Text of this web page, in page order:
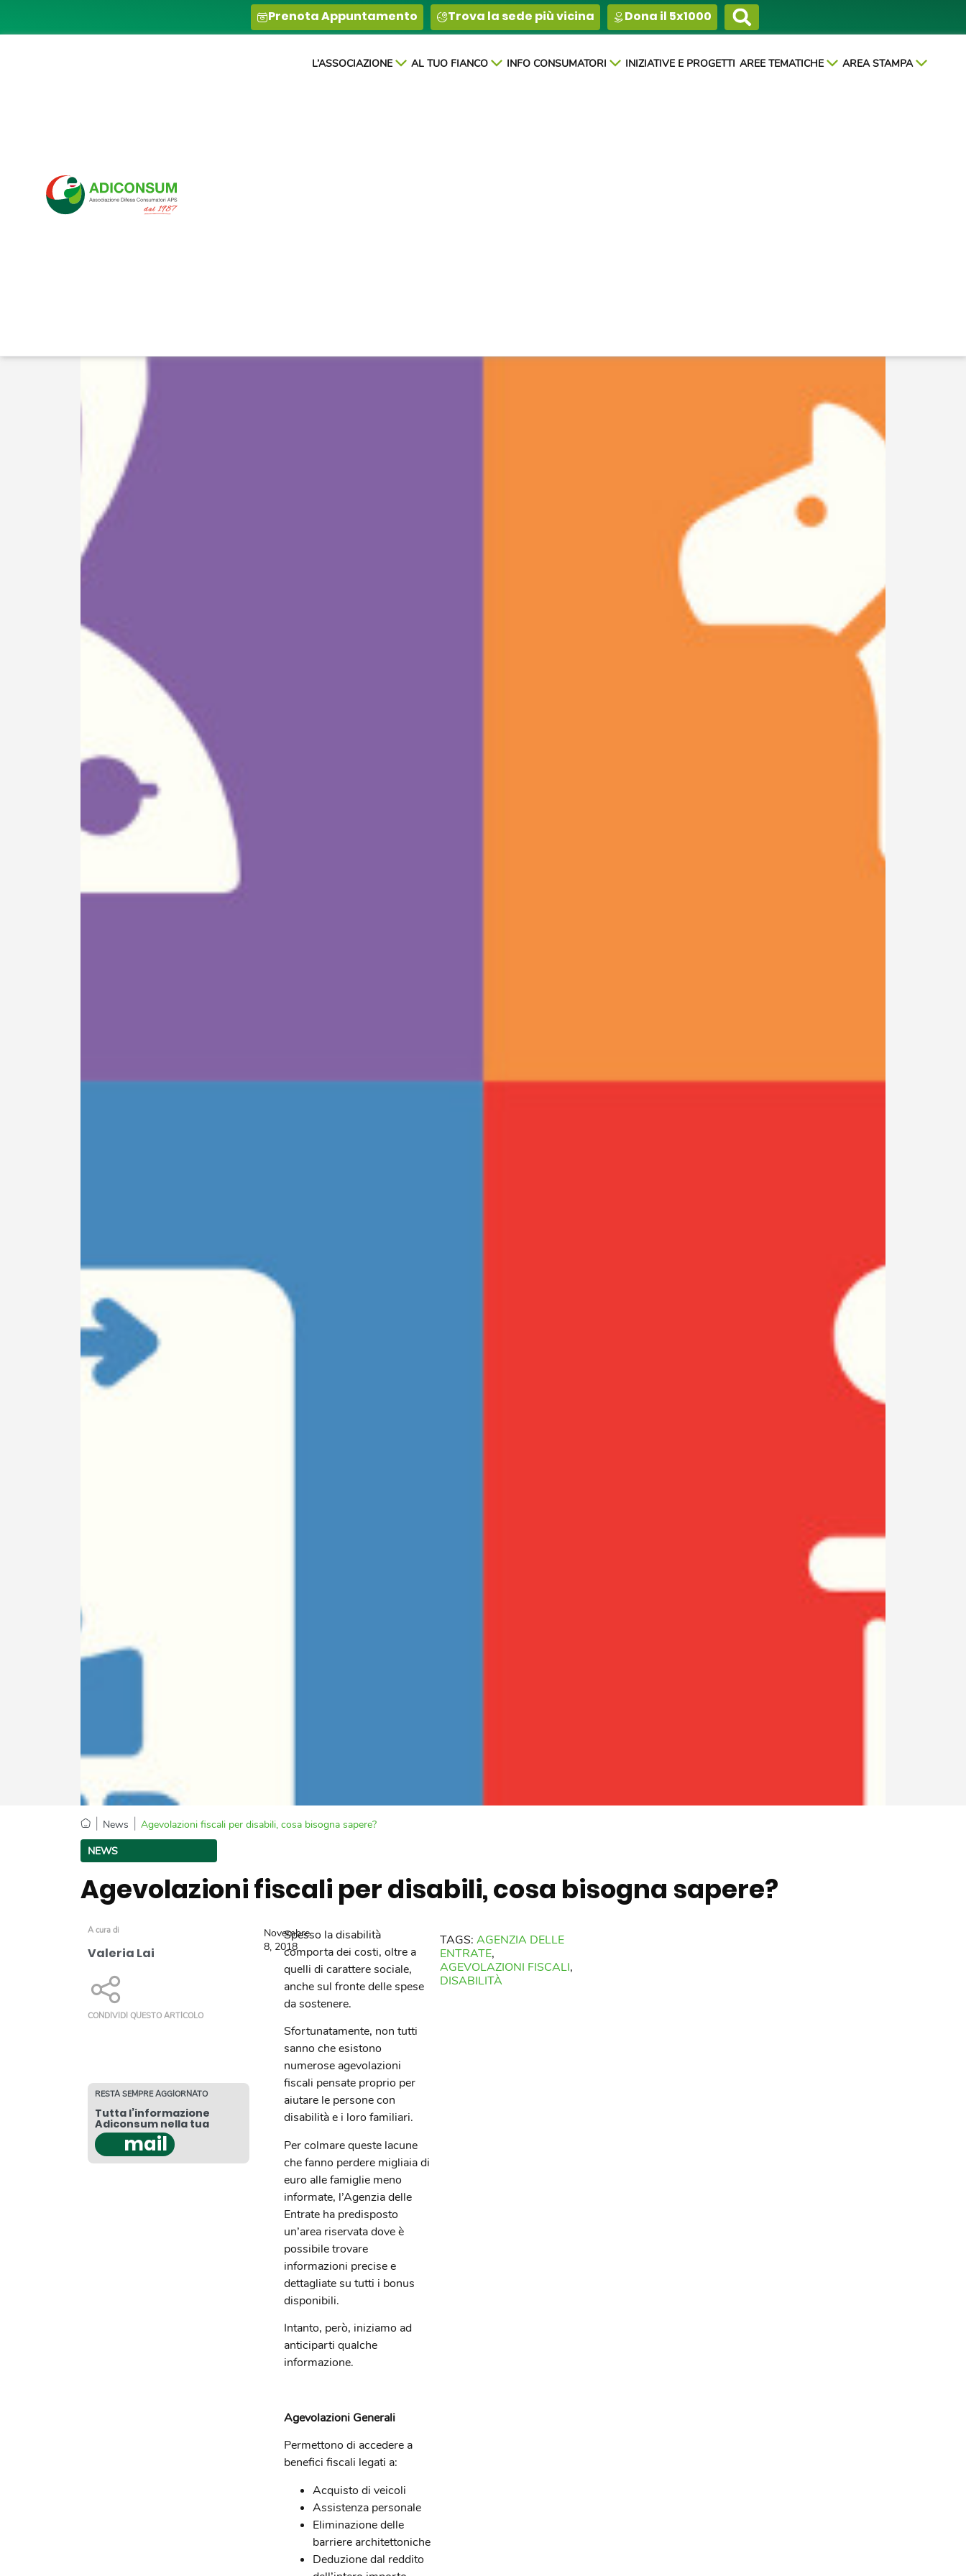
Prenota Appuntamento Trova la sede più vicina Dona il 5x1000
L’ASSOCIAZIONE AL TUO FIANCO INFO CONSUMATORI INIZIATIVE E PROGETTI AREE TEMATICHE AREA STAMPA
News
Agevolazioni fiscali per disabili, cosa bisogna sapere?
NEWS
Agevolazioni fiscali per disabili, cosa bisogna sapere?
A cura di
Valeria Lai
CONDIVIDI QUESTO ARTICOLO
RESTA SEMPRE AGGIORNATO
Tutta l’informazione
Adiconsum nella tua
mail
Novembre
8, 2018
Spesso la disabilità
comporta dei costi, oltre a
quelli di carattere sociale,
anche sul fronte delle spese
da sostenere.
Sfortunatamente, non tutti
sanno che esistono
numerose agevolazioni
fiscali pensate proprio per
aiutare le persone con
disabilità e i loro familiari.
Per colmare queste lacune
che fanno perdere migliaia di
euro alle famiglie meno
informate, l’Agenzia delle
Entrate ha predisposto
un’area riservata dove è
possibile trovare
informazioni precise e
dettagliate su tutti i bonus
disponibili.
Intanto, però, iniziamo ad
anticiparti qualche
informazione.
Agevolazioni Generali
Permettono di accedere a
benefici fiscali legati a:
Acquisto di veicoli
Assistenza personale
Eliminazione delle
barriere architettoniche
Deduzione dal reddito
TAGS: AGENZIA DELLE
ENTRATE,
AGEVOLAZIONI FISCALI,
DISABILITÀ